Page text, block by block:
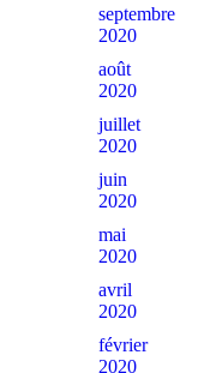
septembre
2020
août
2020
juillet
2020
juin
2020
mai
2020
avril
2020
février
2020